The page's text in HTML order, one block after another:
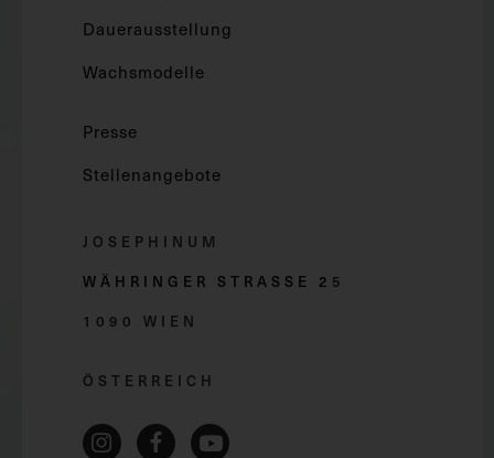
Dauerausstellung
Wachsmodelle
Presse
Stellenangebote
JOSEPHINUM
WÄHRINGER STRASSE 2 5
1090 WIEN
ÖSTERREICH